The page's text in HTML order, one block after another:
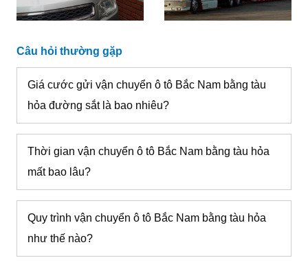
Câu hỏi thường gặp
Giá cước gửi vận chuyển ô tô Bắc Nam bằng tàu
hỏa đường sắt là bao nhiêu?
Thời gian vận chuyển ô tô Bắc Nam bằng tàu hỏa
mất bao lâu?
Quy trình vận chuyển ô tô Bắc Nam bằng tàu hỏa
như thế nào?